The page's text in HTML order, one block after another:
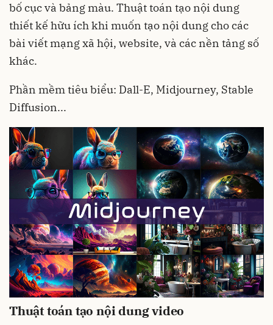
bố cục và bảng màu. Thuật toán tạo nội dung
thiết kế hữu ích khi muốn tạo nội dung cho các
bài viết mạng xã hội, website, và các nền tảng số
khác.
Phần mềm tiêu biểu: Dall-E, Midjourney, Stable
Diffusion...
Thuật toán tạo nội dung video